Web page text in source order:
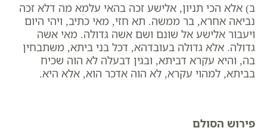
ב) אלא הכי תניון, אלישע זכה בהאי עלמא מה דלא זכה
נביאה אחרא, בר ממשה. תא חזי, מאי כתיב, ויהי היום
ויעבור אלישע אל שונם ושם אשה גדולה. מאי אשה
גדולה. אלא גדולה בעובדהא, דכל בני ביתא, משתבחין
בה, והיא עקרא דביתא, ובגין דבעלה לא הוה שכיח
בביתא, למהוי עקרא, לא הוה אדכר הוא, אלא היא.
פירוש הסולם